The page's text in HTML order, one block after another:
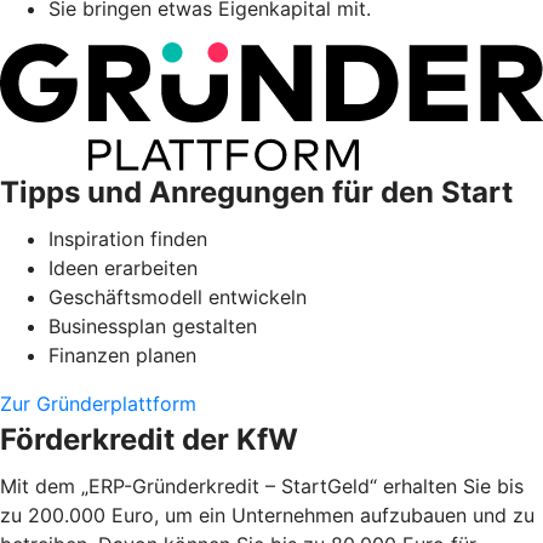
Sie bringen etwas Eigenkapital mit.
Tipps und Anregungen für den Start
Inspiration finden
Ideen erarbeiten
Geschäftsmodell entwickeln
Businessplan gestalten
Finanzen planen
Zur Gründerplattform
Förderkredit der KfW
Mit dem „ERP-Gründerkredit – StartGeld“ erhalten Sie bis
zu 200.000 Euro, um ein Unternehmen aufzubauen und zu